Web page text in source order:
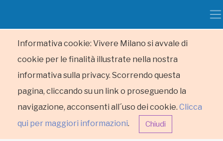
Informativa cookie: Vivere Milano si avvale di
cookie per le finalità illustrate nella nostra
informativa sulla privacy. Scorrendo questa
pagina, cliccando su un link o proseguendo la
navigazione, acconsenti all´uso dei cookie. Clicca
qui per maggiori informazioni. Chiudi